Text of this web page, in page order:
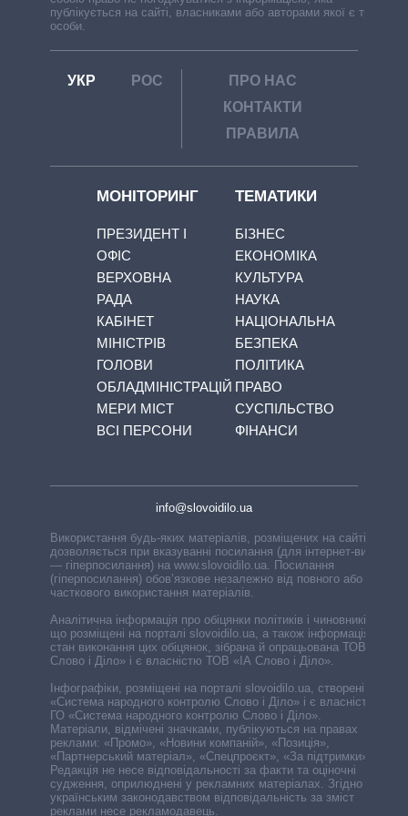
публікується на сайті, власниками або авторами якої є треті
особи.
УКР РОС
ПРО НАС
КОНТАКТИ
ПРАВИЛА
МОНІТОРИНГ
ПРЕЗИДЕНТ І
ОФІС
ВЕРХОВНА
РАДА
КАБІНЕТ
МІНІСТРІВ
ГОЛОВИ
ОБЛАДМІНІСТРАЦІЙ
МЕРИ МІСТ
ВСІ ПЕРСОНИ
ТЕМАТИКИ
БІЗНЕС
ЕКОНОМІКА
КУЛЬТУРА
НАУКА
НАЦІОНАЛЬНА
БЕЗПЕКА
ПОЛІТИКА
ПРАВО
СУСПІЛЬСТВО
ФІНАНСИ
info@slovoidilo.ua
Використання будь-яких матеріалів, розміщених на сайті,
дозволяється при вказуванні посилання (для інтернет-видань
— гіперпосилання) на www.slovoidilo.ua. Посилання
(гіперпосилання) обов’язкове незалежно від повного або
часткового використання матеріалів.
Аналітична інформація про обіцянки політиків і чиновників,
що розміщені на порталі slovoidilo.ua, а також інформація про
стан виконання цих обіцянок, зібрана й опрацьована ТОВ «ІА
Слово і Діло» і є власністю ТОВ «ІА Слово і Діло».
Інфографіки, розміщені на порталі slovoidilo.ua, створені ГО
«Система народного контролю Слово і Діло» і є власністю
ГО «Система народного контролю Слово і Діло».
Матеріали, відмічені значками, публікуються на правах
реклами: «Промо», «Новини компаній», «Позиція»,
«Партнерський матеріал», «Спецпроєкт», «За підтримки».
Редакція не несе відповідальності за факти та оціночні
судження, оприлюднені у рекламних матеріалах. Згідно з
українським законодавством відповідальність за зміст
реклами несе рекламодавець.